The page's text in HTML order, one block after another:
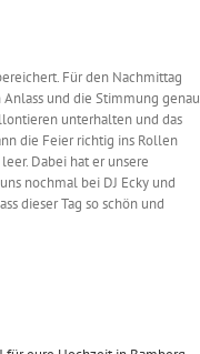
Für den Nachmittag
und die Stimmung genau
unterhalten und das
die Feier richtig ins Rollen
Dabei hat er unsere
nochmal bei DJ Ecky und
dieser Tag so schön und